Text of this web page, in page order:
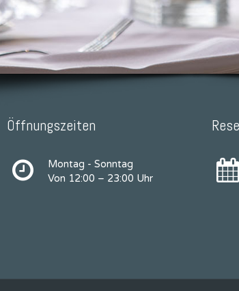
Öffnungszeiten
Montag - Sonntag
Von 12:00 – 23:00 Uhr